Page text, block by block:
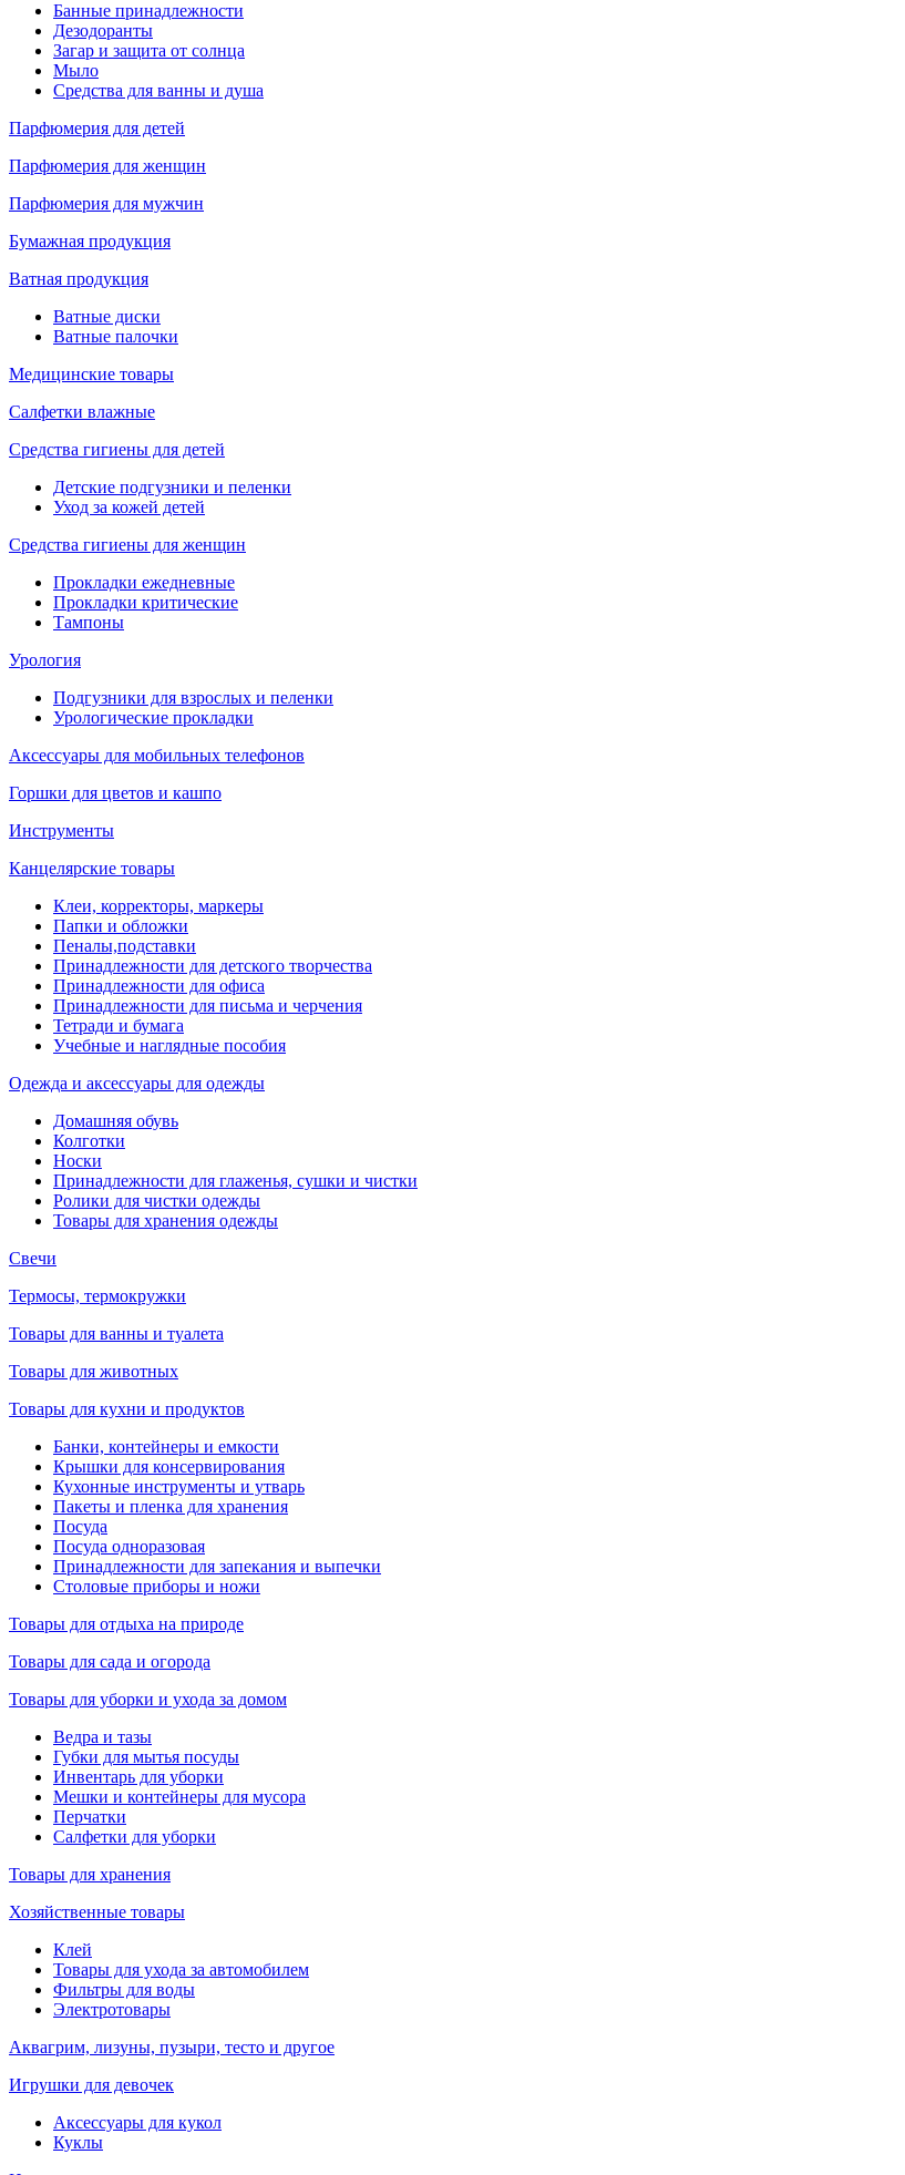
Банные принадлежности
Дезодоранты
Загар и защита от солнца
Мыло
Средства для ванны и душа
Парфюмерия для детей
Парфюмерия для женщин
Парфюмерия для мужчин
Бумажная продукция
Ватная продукция
Ватные диски
Ватные палочки
Медицинские товары
Салфетки влажные
Средства гигиены для детей
Детские подгузники и пеленки
Уход за кожей детей
Средства гигиены для женщин
Прокладки ежедневные
Прокладки критические
Тампоны
Урология
Подгузники для взрослых и пеленки
Урологические прокладки
Аксессуары для мобильных телефонов
Горшки для цветов и кашпо
Инструменты
Канцелярские товары
Клеи, корректоры, маркеры
Папки и обложки
Пеналы,подставки
Принадлежности для детского творчества
Принадлежности для офиса
Принадлежности для письма и черчения
Тетради и бумага
Учебные и наглядные пособия
Одежда и аксессуары для одежды
Домашняя обувь
Колготки
Носки
Принадлежности для глаженья, сушки и чистки
Ролики для чистки одежды
Товары для хранения одежды
Свечи
Термосы, термокружки
Товары для ванны и туалета
Товары для животных
Товары для кухни и продуктов
Банки, контейнеры и емкости
Крышки для консервирования
Кухонные инструменты и утварь
Пакеты и пленка для хранения
Посуда
Посуда одноразовая
Принадлежности для запекания и выпечки
Столовые приборы и ножи
Товары для отдыха на природе
Товары для сада и огорода
Товары для уборки и ухода за домом
Ведра и тазы
Губки для мытья посуды
Инвентарь для уборки
Мешки и контейнеры для мусора
Перчатки
Салфетки для уборки
Товары для хранения
Хозяйственные товары
Клей
Товары для ухода за автомобилем
Фильтры для воды
Электротовары
Аквагрим, лизуны, пузыри, тесто и другое
Игрушки для девочек
Аксессуары для кукол
Куклы